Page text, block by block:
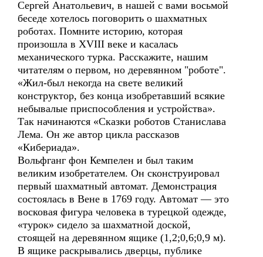
Сергей Анатольевич, в нашей с вами восьмой
беседе хотелось поговорить о шахматных
роботах. Помните историю, которая
произошла в XVIII веке и касалась
механического турка. Расскажите, нашим
читателям о первом, но деревянном "роботе".
«Жил-был некогда на свете великий
конструктор, без конца изобретавший всякие
небывалые приспособления и устройства».
Так начинаются «Сказки роботов Станислава
Лема. Он же автор цикла рассказов
«Кибериада».
Вольфганг фон Кемпелен и был таким
великим изобретателем. Он сконструировал
первый шахматный автомат. Демонстрация
состоялась в Вене в 1769 году. Автомат — это
восковая фигура человека в турецкой одежде,
«турок» сидело за шахматной доской,
стоящей на деревянном ящике (1,2;0,6;0,9 м).
В ящике раскрывались дверцы, публике